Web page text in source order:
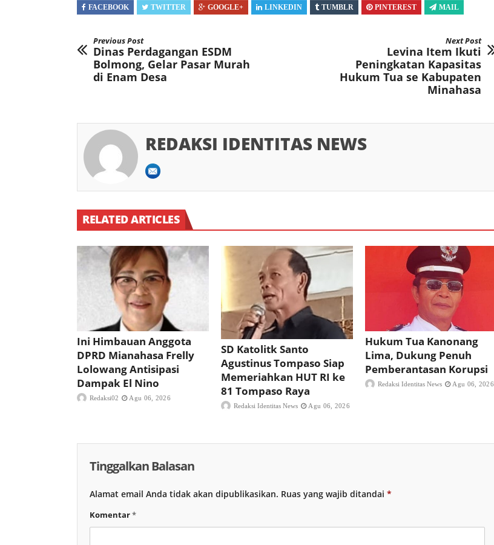
FACEBOOK TWITTER GOOGLE+ LINKEDIN TUMBLR PINTEREST MAIL
Previous Post
Dinas Perdagangan ESDM
Bolmong, Gelar Pasar Murah
di Enam Desa
Next Post
Levina Item Ikuti
Peningkatan Kapasitas
Hukum Tua se Kabupaten
Minahasa
REDAKSI IDENTITAS NEWS
RELATED ARTICLES
Ini Himbauan Anggota
DPRD Mianahasa Frelly
Lolowang Antisipasi
Dampak El Nino
Redaksi02 Agu 06, 2026
SD Katolitk Santo
Agustinus Tompaso Siap
Memeriahkan HUT RI ke
81 Tompaso Raya
Redaksi Identitas News Agu 06, 2026
Hukum Tua Kanonang
Lima, Dukung Penuh
Pemberantasan Korupsi
Redaksi Identitas News Agu 06, 2026
Tinggalkan Balasan
Alamat email Anda tidak akan dipublikasikan. Ruas yang wajib ditandai *
Komentar*